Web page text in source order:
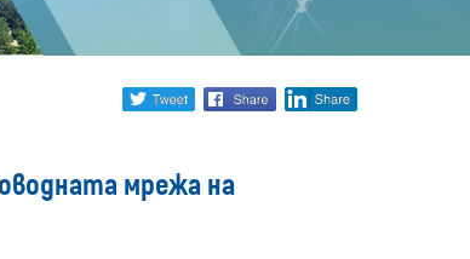
Share
media
twitter facebook
мрежа на